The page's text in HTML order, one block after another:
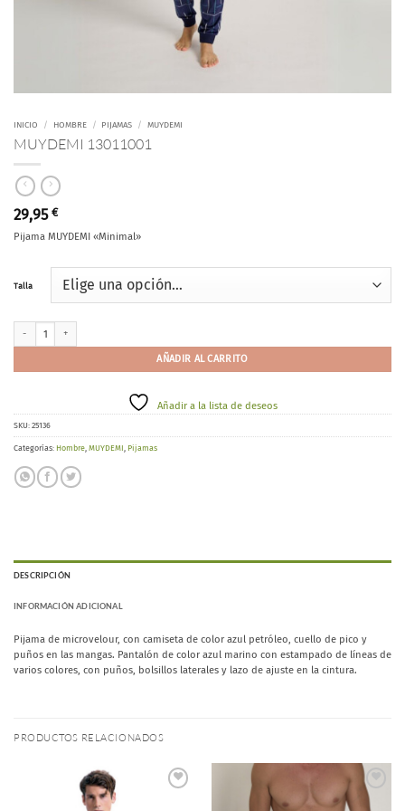
INICIO / HOMBRE / PIJAMAS / MUYDEMI
MUYDEMI 13011001
29,95 €
Pijama MUYDEMI «Minimal»
Talla
AÑADIR AL CARRITO
Añadir a la lista de deseos
SKU: 25136
Categorías: Hombre MUYDEMI Pijamas
DESCRIPCIÓN
INFORMACIÓN ADICIONAL
Pijama de microvelour, con camiseta de color azul petróleo, cuello de pico y
puños en las mangas. Pantalón de color azul marino con estampado de líneas de
varios colores, con puños, bolsillos laterales y lazo de ajuste en la cintura.
PRODUCTOS RELACIONADOS
Añadir
a la